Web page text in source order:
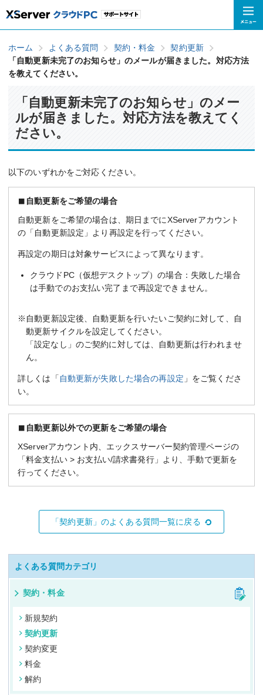
ホーム よくある質問 契約・料金
契約更新
「自動更新未完了のお知らせ」のメールが届きました。対応方法
を教えてください。
「自動更新未完了のお知らせ」のメー
ルが届きました。対応方法を教えてく
ださい。
以下のいずれかをご対応ください。
自動更新をご希望の場合
自動更新をご希望の場合は、期日までにXServerアカウント
の「自動更新設定」より再設定を行ってください。
再設定の期日は対象サービスによって異なります。
クラウドPC（仮想デスクトップ）の場合：失敗した場合
は手動でのお支払い完了まで再設定できません。
※自動更新設定後、自動更新を行いたいご契約に対して、自
動更新サイクルを設定してください。
「設定なし」のご契約に対しては、自動更新は行われませ
ん。
詳しくは「 自動更新が失敗した場合の再設定 」をご覧くださ
い。
自動更新以外での更新をご希望の場合
XServerアカウント内、エックスサーバー契約管理ページの
「料金支払い > お支払い/請求書発行」より、手動で更新を
行ってください。
「契約更新」のよくある質問一覧に戻る
よくある質問カテゴリ
契約・料金
新規契約
契約更新
契約変更
料金
解約